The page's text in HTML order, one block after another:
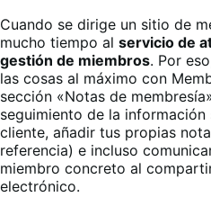
Cuando se dirige un sitio de
mucho tiempo al servicio de
gestión de miembros. Por
las cosas al máximo con
sección «Notas de
seguimiento de la
cliente, añadir tus propias
referencia) e incluso
miembro concreto al
electrónico.